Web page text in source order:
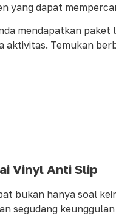
yang dapat
mendapatkan
aktivitas. Temukan
Vinyl Anti Slip
bukan hanya soal
segudang